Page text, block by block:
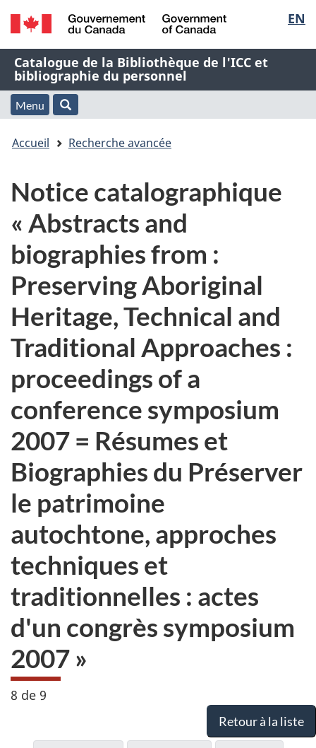
Passer
au
contenu
principal
Passer
à
« À
propos
de
application
Passer
à
la
version
HTML
de
la
EN
/
Government
of
Canada
Nom
de
l'application
Web
Catalogue de la Bibliothèque de l'ICC et
bibliographie du personnel
Menu
et
Menu
Vous
ici
Accueil Recherche avancée
Notice catalographique
« Abstracts and
biographies from :
Preserving Aboriginal
Heritage, Technical and
Traditional Approaches :
proceedings of a
conference symposium
2007 = Résumes et
Biographies du Préserver
le patrimoine
autochtone, approches
techniques et
traditionnelles : actes
d'un congrès symposium
2007 »
8 de 9
Retour à la liste